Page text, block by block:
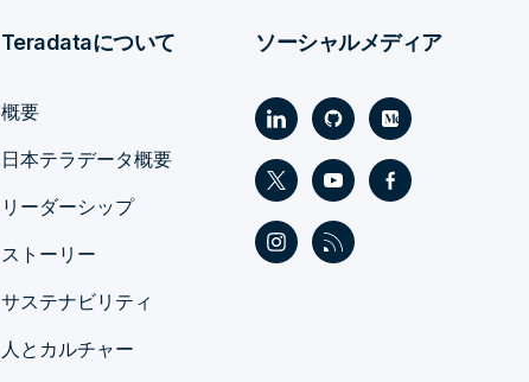
Teradataについて
概要
日本テラデータ概要
リーダーシップ
ストーリー
サステナビリティ
人とカルチャー
ソーシャルメディア